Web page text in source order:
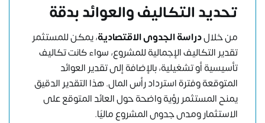
تحديد التكاليف والعوائد بدقة
من خلالدراسة الجدوى الاقتصادية، يمكن للمستثمر
تقدير التكاليف الإجمالية للمشروع، سواء كانت تكاليف
تأسيسية أو تشغيلية، بالإضافة إلى تقدير العوائد
المتوقعة وفترة استرداد رأس المال. هذا التقدير الدقيق
يمنح المستثمر رؤية واضحة حول العائد المتوقع على
الاستثمار ومدى جدوى المشروع ماليًا.